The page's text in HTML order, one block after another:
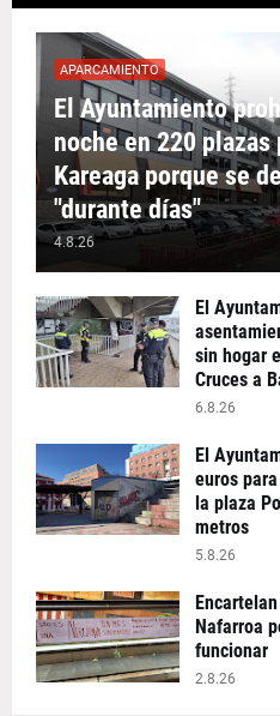
APARCAMIENTO
El Ayuntamiento
noche en 220
Kareaga porque se
"durante días"
4.8.26
El
sin hogar
Cruces a
6.8.26
El
euros
la plaza
metros
5.8.26
Nafarroa
funcionar
2.8.26